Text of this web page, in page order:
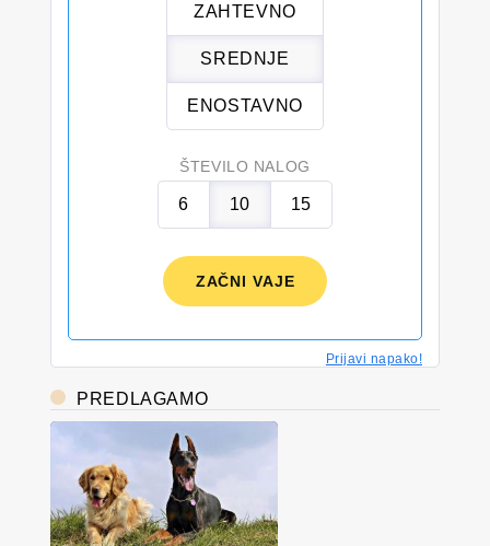
ZAHTEVNO
SREDNJE
ENOSTAVNO
ŠTEVILO NALOG
6 10 15
ZAČNI VAJE
Prijavi napako!
PREDLAGAMO